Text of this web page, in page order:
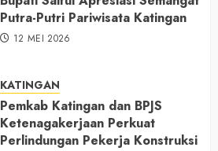
Putra-Putri Pariwisata Katingan
12 MEI 2026
KATINGAN
Pemkab Katingan dan BPJS
Ketenagakerjaan Perkuat
Perlindungan Pekerja Konstruksi